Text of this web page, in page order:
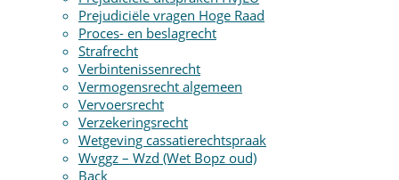
Prejudiciële vragen Hoge Raad
Proces- en beslagrecht
Strafrecht
Verbintenissenrecht
Vermogensrecht algemeen
Vervoersrecht
Verzekeringsrecht
Wetgeving cassatierechtspraak
Wvggz – Wzd (Wet Bopz oud)
Back